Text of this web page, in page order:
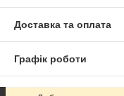
Доставка та оплата
Графік роботи
Повна версія сайту